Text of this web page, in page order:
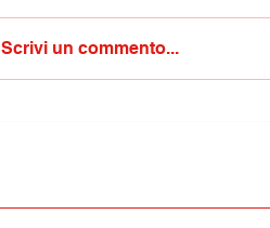
Samuele Mele
Scrivi un commento...